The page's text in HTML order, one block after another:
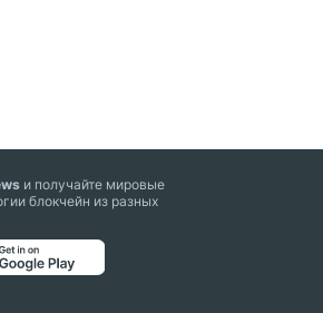
и получайте мировые
блокчейн из разных